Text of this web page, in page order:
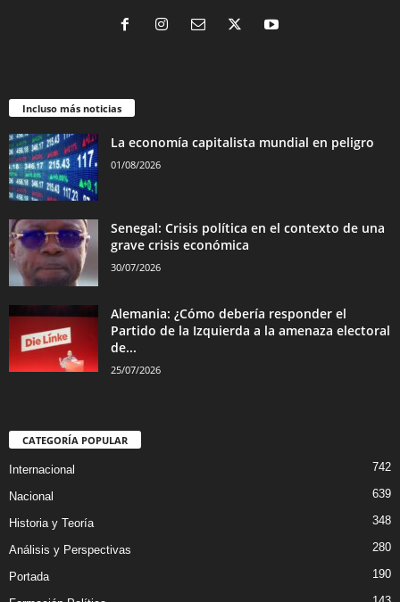
Incluso más noticias
La economía capitalista mundial en peligro
01/08/2026
Senegal: Crisis política en el contexto de una
grave crisis económica
30/07/2026
Alemania: ¿Cómo debería responder el
Partido de la Izquierda a la amenaza electoral
de...
25/07/2026
CATEGORÍA POPULAR
Internacional 742
Nacional 639
Historia y Teoría 348
Análisis y Perspectivas 280
Portada 190